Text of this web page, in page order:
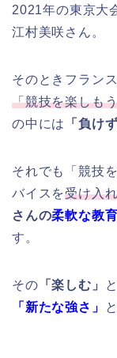
2021年の東京大
江村美咲さん。
そのときフラン
「競技を楽しも
の中には
「負け
それでも「競技
バイスを受け入
さんの柔軟な教
す。
その 「楽しむ」
「新たな強さ」